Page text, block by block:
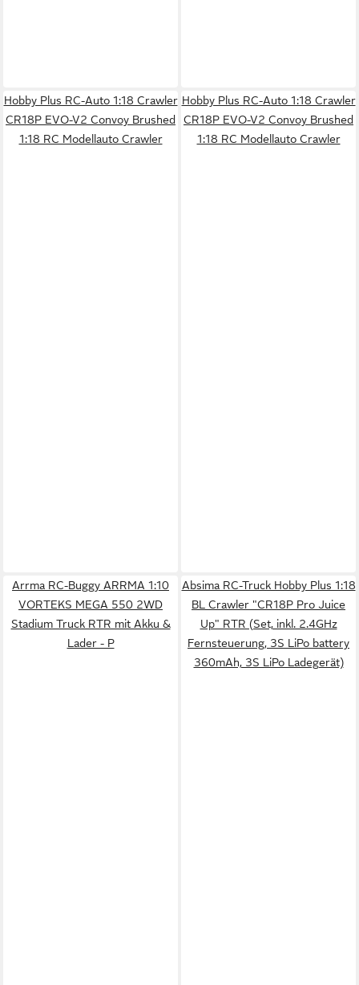
Hobby Plus RC-Auto 1:18 Crawler
CR18P EVO-V2 Convoy Brushed
1:18 RC Modellauto Crawler
Hobby Plus RC-Auto 1:18 Crawler
CR18P EVO-V2 Convoy Brushed
1:18 RC Modellauto Crawler
Arrma RC-Buggy ARRMA 1:10
VORTEKS MEGA 550 2WD
Stadium Truck RTR mit Akku &
Lader - P
Absima RC-Truck Hobby Plus 1:18
BL Crawler "CR18P Pro Juice
Up" RTR (Set, inkl. 2.4GHz
Fernsteuerung, 3S LiPo battery
360mAh, 3S LiPo Ladegerät)